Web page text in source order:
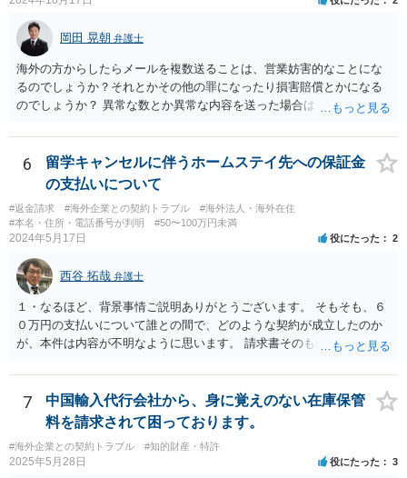
岡田 晃朝 弁護士
海外の方からしたらメールを複数送ることは、営業妨害的なことにな
るのでしょうか？それとかその他の罪になったり損害賠償とかになる
のでしょうか？ 異常な数とか異常な内容を送った場合はそういうこと
ませんが、日本ではそうです。 しかし、現実には、あまりないかとは
思います。 お礼を送ったなら、もう伝っているでしょうから、今後
は、止めておけばよいでしょう。
6
留学キャンセルに伴うホームステイ先への保証金
の支払いについて
#返金請求 #海外企業との契約トラブル
#海外法人・海外在住
#本名・住所・電話番号が判明
#50〜100万円未満
2024年5月17日 役にたった 2
西谷 拓哉 弁護士
１・なるほど、背景事情ご説明ありがとうございます。 そもそも、６
０万円の支払いについて誰との間で、どのような契約が成立したのか
が、本件は内容が不明なように思います。 請求書そのものは、エージ
学学校とあなたとの間に、語学留学（をさせる準委任とも呼べる）契
約が成立したように思います。 ６０万円の位置付けですが、日本で
は、授業が実際に提供されていない以上、全額返還されるべきものと
言いやすい状況にあります（学納金判決）。 しかし、海外の学校での
授業となると、日本と同等に考えていいのか疑義が生じます。 たしか
に、海外の学校のルール等によって、学費の支払い時期やその取扱い
7
中国輸入代行会社から、身に覚えのない在庫保管
料を請求されて困っております。
#海外企業との契約トラブル #知的財産・特許
2025年5月28日 役にたった 3